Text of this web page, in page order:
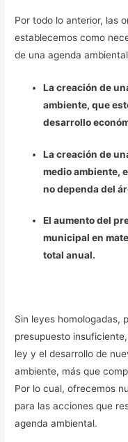
Por todo lo anterior, las
establecemos como
de una agenda
La creación de
ambiente, que
desarrollo
La creación de
medio ambiente,
no dependa del
El aumento del
municipal en
total anual.
Sin leyes homologadas,
presupuesto
ley y el desarrollo de
ambiente, más que
Por lo cual, ofrecemos
para las acciones que
agenda ambiental.